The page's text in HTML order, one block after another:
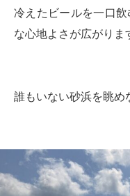
冷えたビールを一口
な心地よさが広がりま
誰もいない砂浜を眺め